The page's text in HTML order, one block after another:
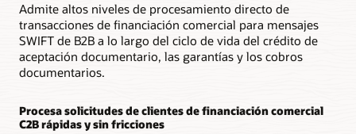
Admite altos niveles de procesamiento directo de
transacciones de financiación comercial para mensajes
SWIFT de B2B a lo largo del ciclo de vida del crédito de
aceptación documentario, las garantías y los cobros
documentarios.
Procesa solicitudes de clientes de financiación comercial
C2B rápidas y sin fricciones